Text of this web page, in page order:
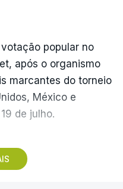
popular no
após o organismo
marcantes do torneio
México e
de julho.
graças ao
a bola no ângulo